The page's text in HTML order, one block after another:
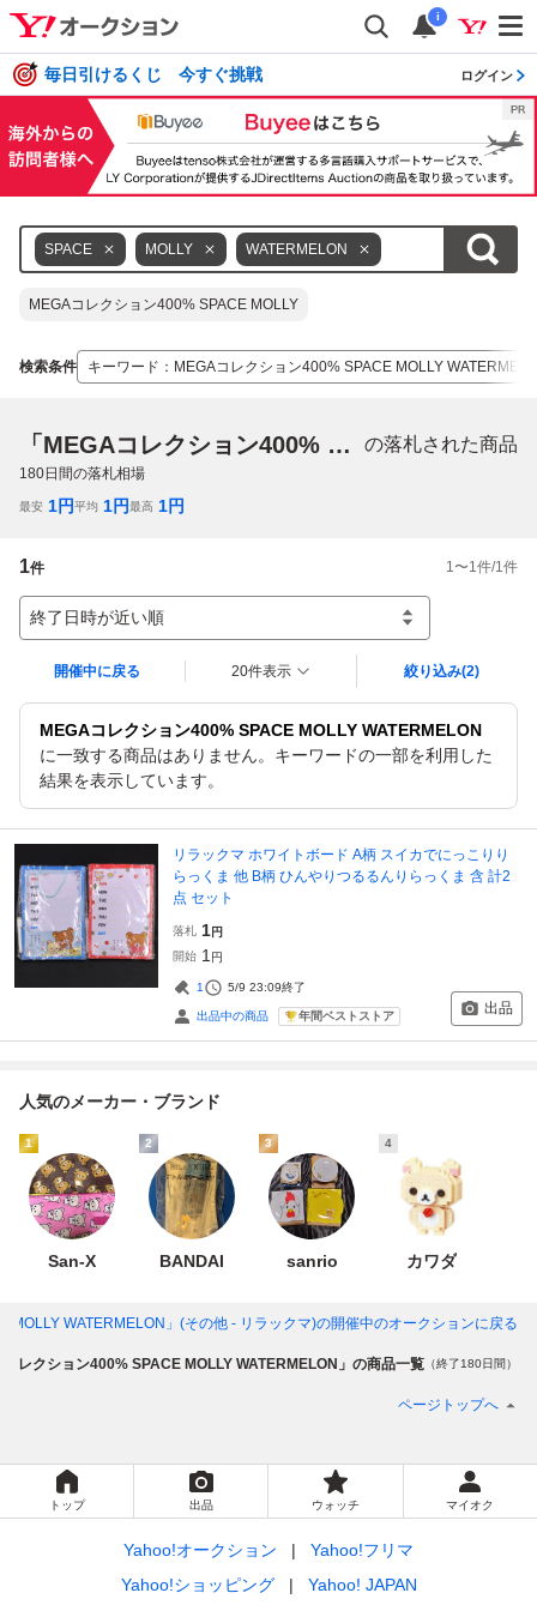
i
毎日引けるくじ 今すぐ挑戦 ログイン
SPACE MOLLY WATERMELON
MEGAコレクション400% SPACE MOLLY
検索条件 キーワード ： MEGAコレクション400% SPACE MOLLY
「MEGAコレクション400% SPACE MOLLY WATERMELON」 の落札された商品
180日間の落札相場
最安 1円平均 1円最高 1円
1件 1 〜1 件/1 件
終了日時が近い順
開催中に戻る 20件表示 絞り込み(2)
MEGAコレクション400% SPACE MOLLY WATERMELON
に一致する商品はありません。キーワードの一部を利用した
結果を表示しています。
リラックマ ホワイトボード A柄 スイカでにっこりり
らっくま 他 B柄 ひんやりつるるんりらっくま 含 計2
点 セット
落札 1円
開始 1 円
1 5/9 23:09終了
出品中の商品 年間ベストストア 出品
人気のメーカー・ブランド
1
San-X
2
BANDAI
3
sanrio
4
カワダ
MOLLY WATERMELON」(その他 - リラックマ)の開催中のオークションに戻る
レクション400% SPACE MOLLY WATERMELON」の商品一覧 （終了180日間）
ページトップへ
トップ 出品 ウォッチ マイオク
Yahoo!オークション
Yahoo!フリマ
Yahoo!ショッピング
Yahoo! JAPAN